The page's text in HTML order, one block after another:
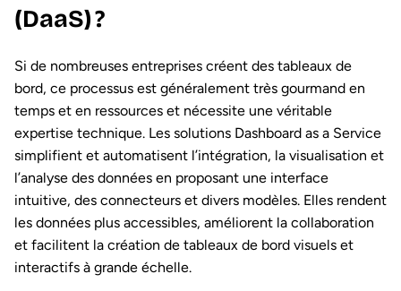
(DaaS) ?
Si de nombreuses entreprises créent des tableaux de
bord, ce processus est généralement très gourmand en
temps et en ressources et nécessite une véritable
expertise technique. Les solutions Dashboard as a Service
simplifient et automatisent l’intégration, la visualisation et
l’analyse des données en proposant une interface
intuitive, des connecteurs et divers modèles. Elles rendent
les données plus accessibles, améliorent la collaboration
et facilitent la création de tableaux de bord visuels et
interactifs à grande échelle.